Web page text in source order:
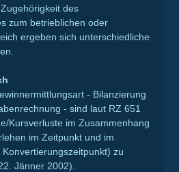
des
zum betrieblichen oder
ergeben sich unterschiedliche
- Bilanzierung
- sind laut RZ 651
Kursverluste im Zusammenhang
im Zeitpunkt und im
zu
Jänner 2002).